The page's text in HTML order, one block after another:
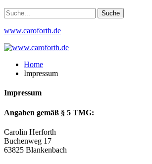
www.caroforth.de
Home
Impressum
Impressum
Angaben gemäß § 5 TMG:
Carolin Herforth
Buchenweg 17
63825 Blankenbach